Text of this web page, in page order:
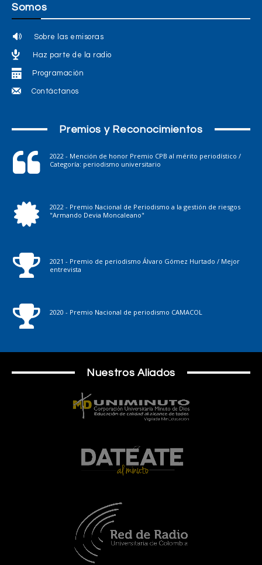
Somos
Sobre las emisoras
Haz parte de la radio
Programación
Contáctanos
Premios y Reconocimientos
2022 - Mención de honor Premio CPB al mérito periodístico /
Categoría: periodismo universitario
2022 - Premio Nacional de Periodismo a la gestión de riesgos
"Armando Devia Moncaleano"
2021 - Premio de periodismo Álvaro Gómez Hurtado / Mejor
entrevista
2020 - Premio Nacional de periodismo CAMACOL
Nuestros Aliados